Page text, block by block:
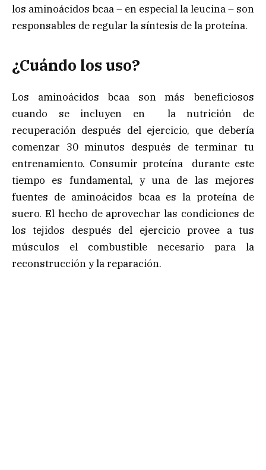
los aminoácidos bcaa – en especial la leucina – son
responsables de regular la síntesis de la proteína.
¿Cuándo los uso?
Los aminoácidos bcaa son más beneficiosos
cuando se incluyen en la nutrición de
recuperación después del ejercicio, que debería
comenzar 30 minutos después de terminar tu
entrenamiento. Consumir proteína durante este
tiempo es fundamental, y una de las mejores
fuentes de aminoácidos bcaa es la proteína de
suero. El hecho de aprovechar las condiciones de
los tejidos después del ejercicio provee a tus
músculos el combustible necesario para la
reconstrucción y la reparación.